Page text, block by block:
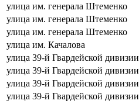
улица им. генерала Штеменко
улица им. генерала Штеменко
улица им. генерала Штеменко
улица им. Качалова
улица 39-й Гвардейской дивизии
улица 39-й Гвардейской дивизии
улица 39-й Гвардейской дивизии
улица 39-й Гвардейской дивизии